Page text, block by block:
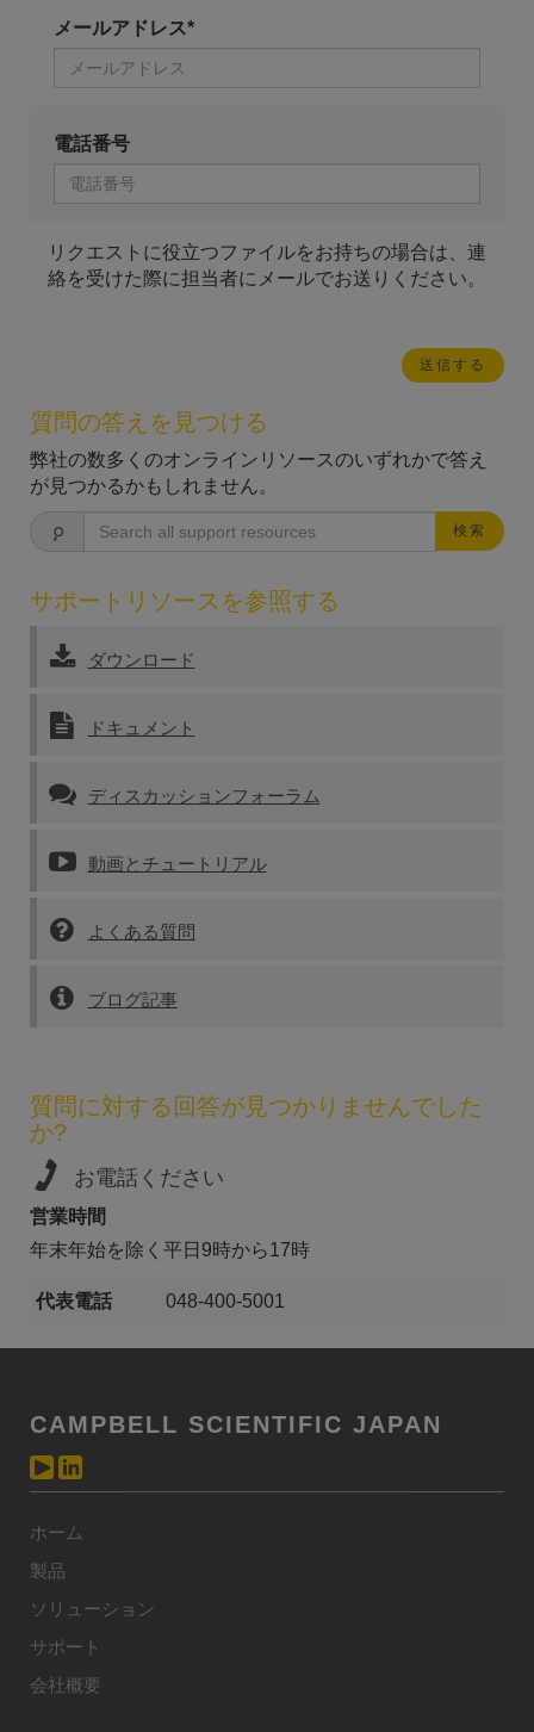
メールアドレス*
電話番号
リクエストに役立つファイルをお持ちの場合は、連
絡を受けた際に担当者にメールでお送りください。
質問の答えを見つける
弊社の数多くのオンラインリソースのいずれかで答え
が見つかるかもしれません。
検索
サポートリソースを参照する
ダウンロード
ドキュメント
ディスカッションフォーラム
動画とチュートリアル
よくある質問
ブログ記事
質問に対する回答が見つかりませんでした
か?
お電話ください
営業時間
年末年始を除く平日9時から17時
代表電話 048-400-5001
CAMPBELL SCIENTIFIC JAPAN
ホーム
製品
ソリューション
サポート
会社概要